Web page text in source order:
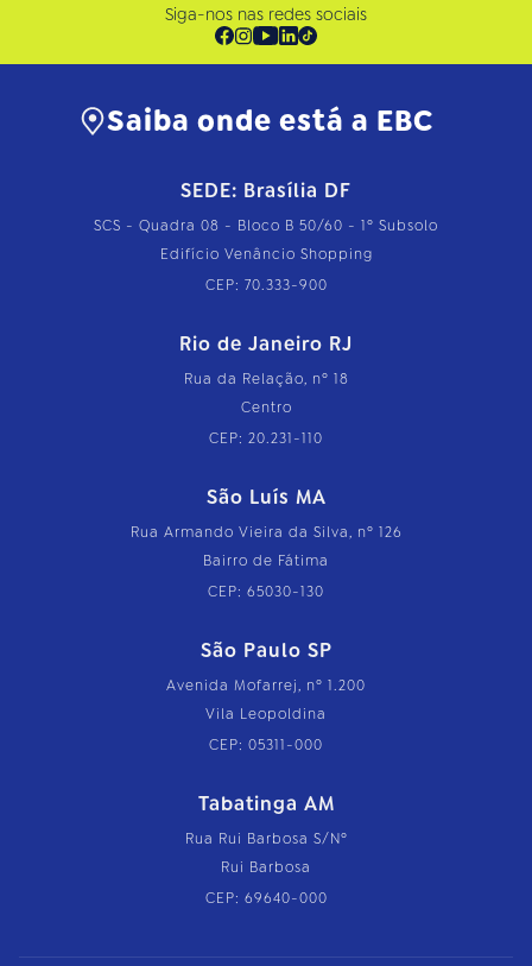
Siga-nos nas redes sociais
Saiba onde está a EBC
SEDE: Brasília DF
SCS - Quadra 08 - Bloco B 50/60 - 1º Subsolo
Edifício Venâncio Shopping
CEP: 70.333-900
Rio de Janeiro RJ
Rua da Relação, nº 18
Centro
CEP: 20.231-110
São Luís MA
Rua Armando Vieira da Silva, nº 126
Bairro de Fátima
CEP: 65030-130
São Paulo SP
Avenida Mofarrej, nº 1.200
Vila Leopoldina
CEP: 05311-000
Tabatinga AM
Rua Rui Barbosa S/Nº
Rui Barbosa
CEP: 69640-000